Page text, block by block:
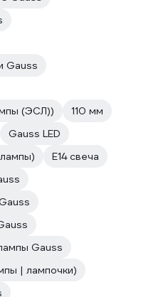
Gauss
(ЭСЛ))
110 мм
Gauss LED
Е14 свеча
Gauss
| лампочки)